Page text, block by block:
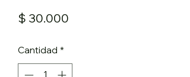
$ 30.000
Cantidad *